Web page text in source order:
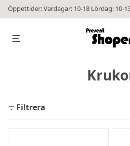
Öppettider: Vardagar: 10-18 Lördag: 10-
Filtrera